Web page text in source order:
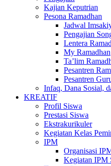
Kajian Keputrian
Pesona Ramadhan
Jadwal
Pengajian
Lentera
My Ramadhan
Ta’lim
Pesantren
Pesantren
Infaq, Dana Sosial,
KREATIF
Profil Siswa
Prestasi Siswa
Ekstrakurikuler
Kegiatan Kelas
IPM
Organisasi
Kegiatan IPM